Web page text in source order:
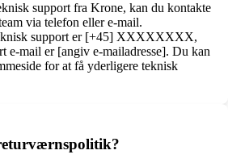
support fra Krone, kan du kontakte
via telefon eller e-mail.
support er [+45] XXXXXXXX,
e-mail er [angiv e-mailadresse]. Du kan
for at få yderligere teknisk